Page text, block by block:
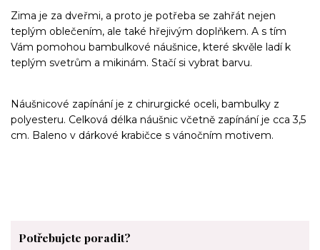
Zima je za dveřmi, a proto je potřeba se zahřát nejen
teplým oblečením, ale také hřejivým doplňkem. A s tím
Vám pomohou bambulkové náušnice, které skvěle ladí k
teplým svetrům a mikinám. Stačí si vybrat barvu.
Náušnicové zapínání je z chirurgické oceli, bambulky z
polyesteru. Celková délka náušnic včetně zapínání je cca 3,5
cm. Baleno v dárkové krabičce s vánočním motivem.
Potřebujete poradit?